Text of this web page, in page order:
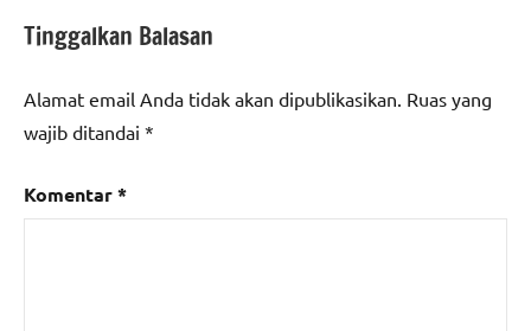
Tinggalkan Balasan
Alamat email Anda tidak akan dipublikasikan. Ruas yang
wajib ditandai *
Komentar*